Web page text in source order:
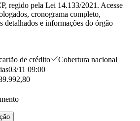
regido pela Lei 14.133/2021. Acesse
cronograma completo,
detalhados e informações do órgão
de crédito
Cobertura nacional
03/11 09:00